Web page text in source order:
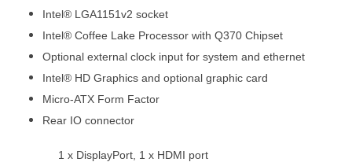
Intel® LGA1151v2 socket
Intel® Coffee Lake Processor with Q370 Chipset
Optional external clock input for system and ethernet
Intel® HD Graphics and optional graphic card
Micro-ATX Form Factor
Rear IO connector
1 x DisplayPort, 1 x HDMI port